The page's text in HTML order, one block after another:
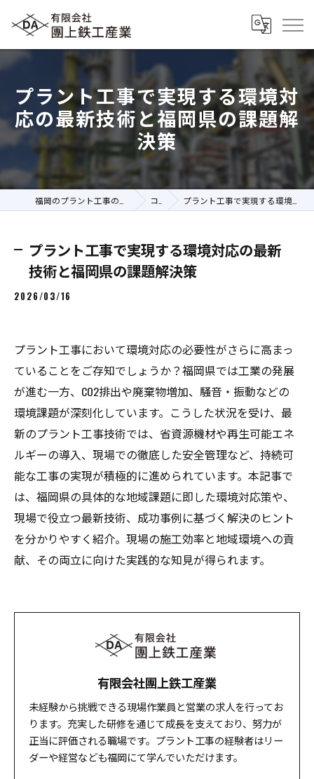
プラント工事で実現する環境対
応の最新技術と福岡県の課題解
決策
コラム プラント工事で実現する環境対応の最新技術と福岡県の課題解決策
プラント工事で実現する環境対応の最新
技術と福岡県の課題解決策
2026/03/16
プラント工事において環境対応の必要性がさらに高まっ
ていることをご存知でしょうか？福岡県では工業の発展
が進む一方、CO2排出や廃棄物増加、騒音・振動などの
環境課題が深刻化しています。こうした状況を受け、最
新のプラント工事技術では、省資源機材や再生可能エネ
ルギーの導入、現場での徹底した安全管理など、持続可
能な工事の実現が積極的に進められています。本記事で
は、福岡県の具体的な地域課題に即した環境対応策や、
現場で役立つ最新技術、成功事例に基づく解決のヒント
を分かりやすく紹介。現場の施工効率と地域環境への貢
献、その両立に向けた実践的な知見が得られます。
有限会社團上鉄工産業
未経験から挑戦できる現場作業員と営業の求人を行ってお
ります。充実した研修を通じて成長を支えており、努力が
正当に評価される職場です。プラント工事の経験者はリー
ダーや経営なども福岡にて学んでいただけます。